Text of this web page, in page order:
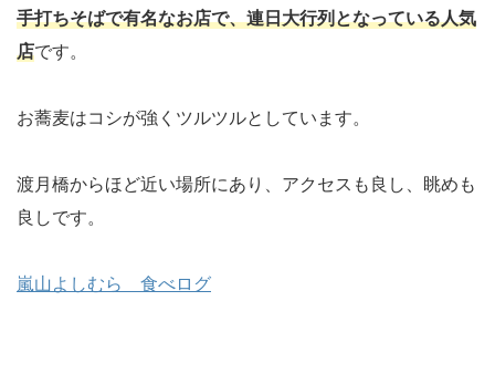
手打ちそばで有名なお店で、連日大行列となっている人気
店です。
お蕎麦はコシが強くツルツルとしています。
渡月橋からほど近い場所にあり、アクセスも良し、眺めも
良しです。
嵐山よしむら 食べログ